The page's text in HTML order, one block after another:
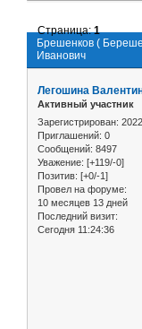
Брешенков (
Иванович
Страница:1
Легошина
Активный участник
Зарегистрирован:
Приглашений: 0
Сообщений: 8497
Уважение: [+119/-0]
Позитив: [+0/-1]
Провел на форуме:
10 месяцев 13 дней
Последний визит:
Сегодня 11:24:36